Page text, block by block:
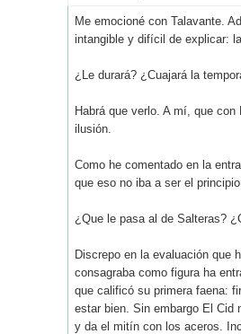
Me emocioné con Talavante.
intangible y difícil de explicar:
¿Le durará? ¿Cuajará la
Habrá que verlo. A mí, que
ilusión.
Como he comentado en la
que eso no iba a ser el
¿Que le pasa al de Salteras?
Discrepo en la evaluación que
consagraba como figura ha
que calificó su primera faena:
estar bien. Sin embargo El Cid
y da el mitín con los aceros.